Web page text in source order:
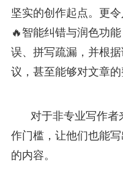
坚实的创作起点。更
🔥智能纠错与润色功
误、拼写疏漏，并根
议，甚至能够对文章的
对于非专业写作者
作门槛，让他们也能
的内容。